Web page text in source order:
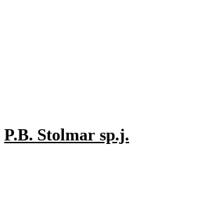
P.B. Stolmar sp.j.